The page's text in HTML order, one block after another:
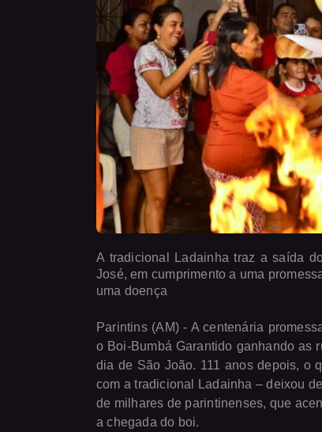
A tradicional Ladainha traz a saída
José, em cumprimento a uma
uma doença
Parintins (AM) - A centenária
o Boi-Bumbá Garantido ganhando as
dia de São João. 111 anos depois, o
com a tradicional Ladainha – deixou
de milhares de parintinenses, que
a chegada do boi.